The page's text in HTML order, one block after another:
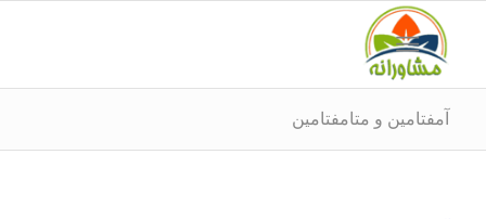
آمفتامین و متامفتامین